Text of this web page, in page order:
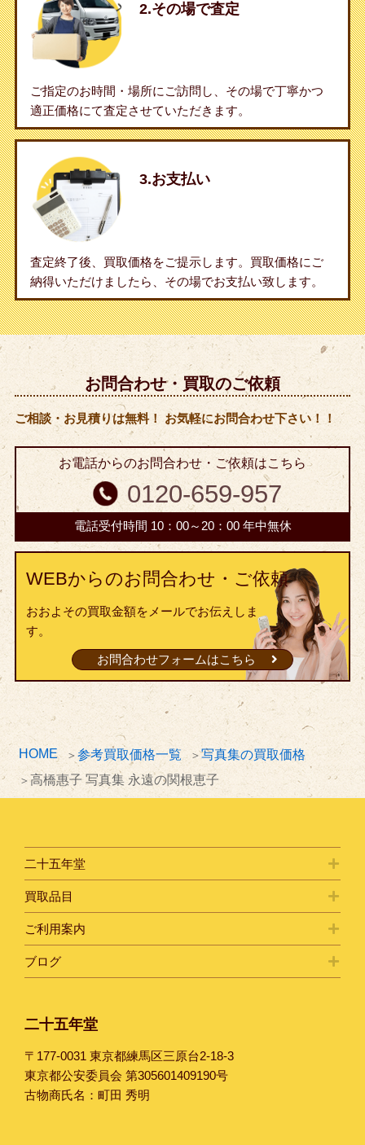
HOME 参考買取価格一覧
写真集の買取価格
高橋惠子 写真集 永遠の関根恵子
2.その場で査定
ご指定のお時間・場所にご訪問し、その場で丁寧かつ
適正価格にて査定させていただきます。
3.お支払い
査定終了後、買取価格をご提示します。買取価格にご
納得いただけましたら、その場でお支払い致します。
お問合わせ・買取のご依頼
ご相談・お見積りは無料！ お気軽にお問合わせ下さい！！
お電話からのお問合わせ・ご依頼はこちら
0120-659-957
電話受付時間 10：00～20：00 年中無休
WEBからのお問合わせ・ご依頼
おおよその買取金額をメールでお伝えしま
す。
お問合わせフォームはこちら
二十五年堂
買取品目
ご利用案内
ブログ
二十五年堂
〒177-0031 東京都練馬区三原台2-18-3
東京都公安委員会 第305601409190号
古物商氏名：町田 秀明